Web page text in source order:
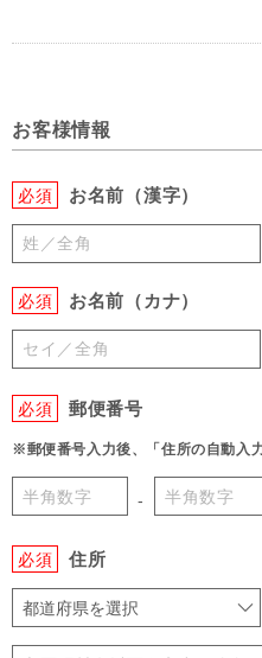
お客様情報
必須 お名前（漢字）
必須 お名前（カナ）
必須 郵便番号
※郵便番号入力後、「住所の自動入
-
必須 住所
都道府県を選択